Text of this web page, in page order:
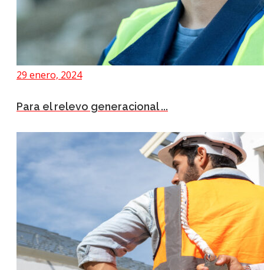
29 enero, 2024
Para el relevo generacional ...